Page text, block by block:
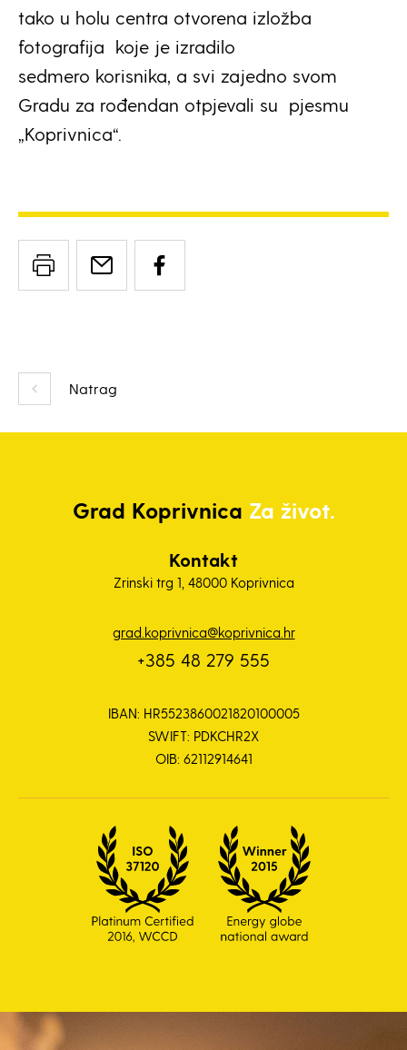
Natrag
tako u holu centra otvorena izložba
fotografija koje je izradilo
sedmero korisnika, a svi zajedno svom
Gradu za rođendan otpjevali su pjesmu
„Koprivnica“.
Grad Koprivnica Za život.
Kontakt
Zrinski trg 1, 48000 Koprivnica
grad.koprivnica@koprivnica.hr
+385 48 279 555
IBAN: HR5523860021820100005
SWIFT: PDKCHR2X
OIB: 62112914641